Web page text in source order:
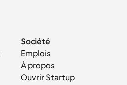
Société
Emplois
À propos
Ouvrir Startup